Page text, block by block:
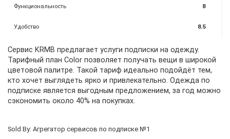
Функциональность 8
Удобство 8.5
Сервис KRMB предлагает услуги подписки на одежду.
Тарифный план Color позволяет получать вещи в широкой
цветовой палитре. Такой тариф идеально подойдёт тем,
кто хочет выглядеть ярко и привлекательно. Одежда по
подписке является выгодным предложением, за год можно
сэкономить около 40% на покупках.
Sold By: Агрегатор сервисов по подписке №1